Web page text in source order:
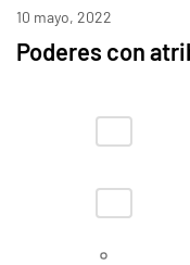
10 mayo, 2022
Poderes con